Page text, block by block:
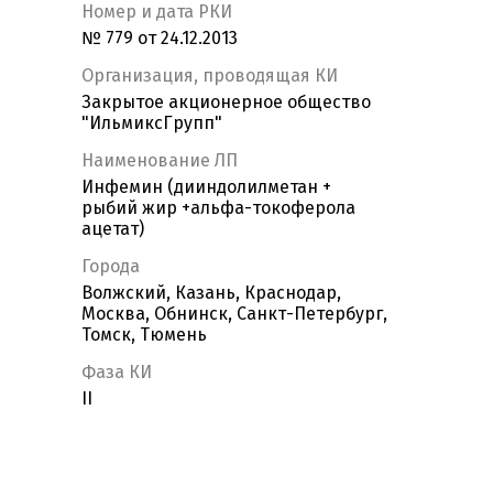
Номер и дата РКИ
№ 779 от 24.12.2013
Организация, проводящая КИ
Закрытое акционерное общество
"ИльмиксГрупп"
Наименование ЛП
Инфемин (дииндолилметан +
рыбий жир +альфа-токоферола
ацетат)
Города
Волжский, Казань, Краснодар,
Москва, Обнинск, Санкт-Петербург,
Томск, Тюмень
Фаза КИ